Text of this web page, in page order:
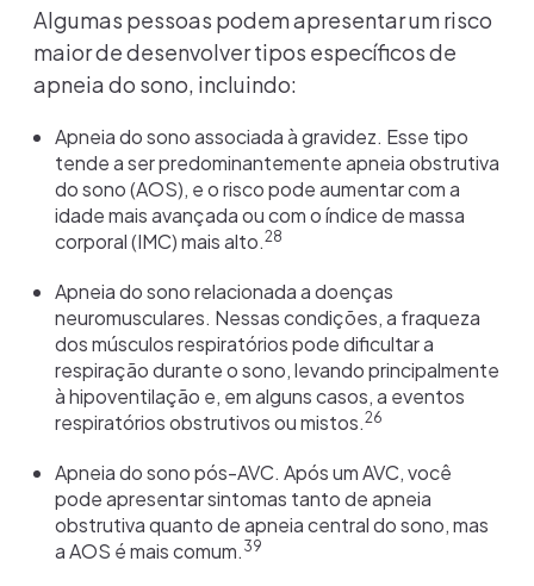
Algumas pessoas podem apresentar um risco
maior de desenvolver tipos específicos de
apneia do sono, incluindo:
Apneia do sono associada à gravidez. Esse tipo
tende a ser predominantemente apneia obstrutiva
do sono (AOS), e o risco pode aumentar com a
idade mais avançada ou com o índice de massa
corporal (IMC) mais alto.28
Apneia do sono relacionada a doenças
neuromusculares. Nessas condições, a fraqueza
dos músculos respiratórios pode dificultar a
respiração durante o sono, levando principalmente
à hipoventilação e, em alguns casos, a eventos
respiratórios obstrutivos ou mistos.26
Apneia do sono pós-AVC. Após um AVC, você
pode apresentar sintomas tanto de apneia
obstrutiva quanto de apneia central do sono, mas
a AOS é mais comum. 39